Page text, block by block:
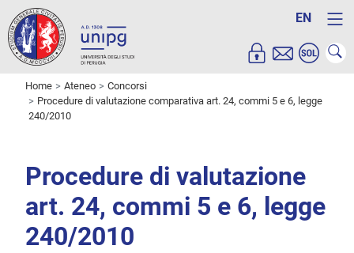
EN
Home Ateneo
Concorsi
Procedure di valutazione comparativa art. 24, commi 5 e 6, legge
240/2010
Procedure di valutazione
art. 24, commi 5 e 6, legge
240/2010